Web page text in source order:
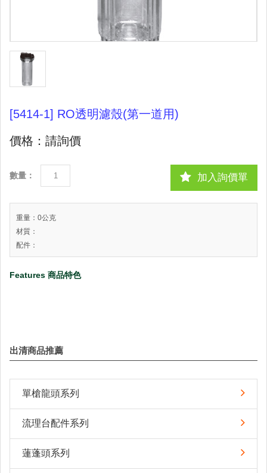
[5414-1] RO透明濾殼(第一道用)
價格：請詢價
數量： 加入詢價單
重量：0公克
材質：
配件：
Features 商品特色
出清商品推薦
單槍龍頭系列
流理台配件系列
蓮蓬頭系列